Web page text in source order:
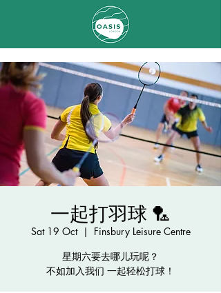
一起打羽球 🏸️
Sat 19 Oct
  |
Finsbury Leisure Centre
星期六要去哪儿玩呢？
不如加入我们 一起轻松打球！